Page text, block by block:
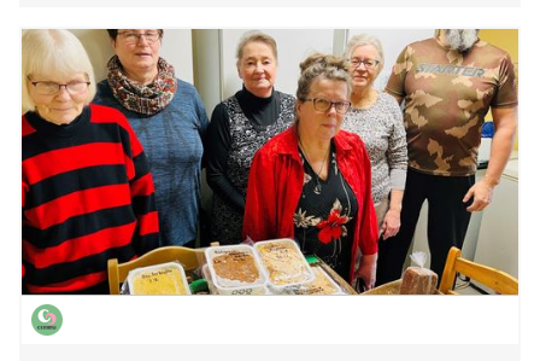
lounasta sekä annetaan käytännön neuvontaa erilaisiin
elämäntilanteisiin. Tapahtuma varattiin loppuun alle 24
tunnissa.